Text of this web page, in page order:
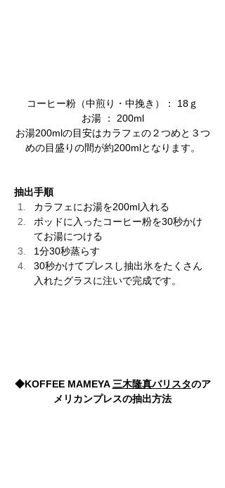
​コーヒー粉（中煎り・中挽き）： 18ｇ
​お湯 ： 200ml
お湯200mlの目安はカラフェの２つめと３つ
めの目盛りの間が約200mlとなります。
抽出手順
カラフェにお湯を200ml入れる
ポッドに入ったコーヒー粉を30秒かけ
てお湯につける
1分30秒蒸らす
30秒かけてプレスし抽出​氷​をたくさん
入れたグラスに注いで完成です。
◆KOFFEE MAMEYA 三木隆真バリスタのア
メリカンプレスの抽出方法